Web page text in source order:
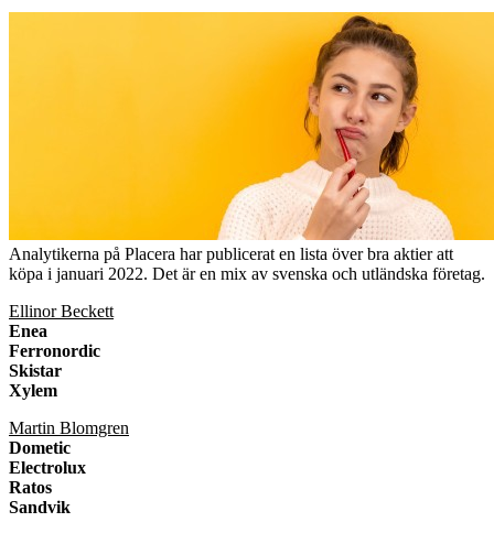
Analytikerna på Placera har publicerat en lista över bra aktier att
köpa i januari 2022. Det är en mix av svenska och utländska företag.
Ellinor Beckett
Enea
Ferronordic
Skistar
Xylem
Martin Blomgren
Dometic
Electrolux
Ratos
Sandvik